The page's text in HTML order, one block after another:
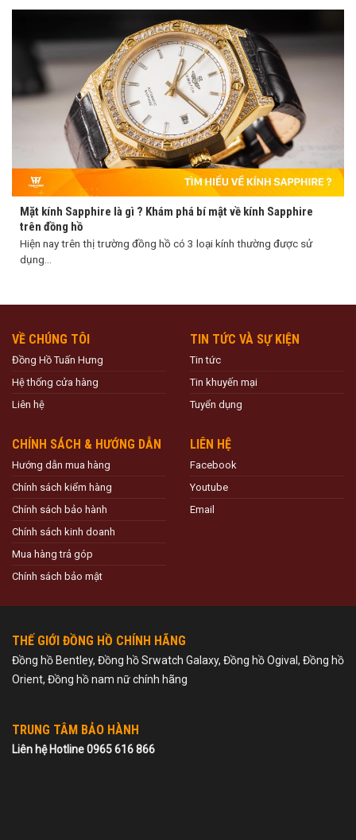
Mặt kính Sapphire là gì ? Khám phá bí mật về kính Sapphire
trên đồng hồ
Hiện nay trên thị trường đồng hồ có 3 loại kính thường được sử
dụng...
VỀ CHÚNG TÔI
Đồng Hồ Tuấn Hưng
Hệ thống cửa hàng
Liên hệ
TIN TỨC VÀ SỰ KIỆN
Tin tức
Tin khuyến mại
Tuyển dụng
CHÍNH SÁCH & HƯỚNG DẪN
Hướng dẫn mua hàng
Chính sách kiểm hàng
Chính sách bảo hành
Chính sách kinh doanh
Mua hàng trả góp
Chính sách bảo mật
LIÊN HỆ
Facebook
Youtube
Email
THẾ GIỚI ĐỒNG HỒ CHÍNH HÃNG
Đồng hồ Bentley, Đồng hồ Srwatch Galaxy, Đồng hồ Ogival, Đồng hồ
Orient, Đồng hồ nam nữ chính hãng
TRUNG TÂM BẢO HÀNH
Liên hệ Hotline 0965 616 866